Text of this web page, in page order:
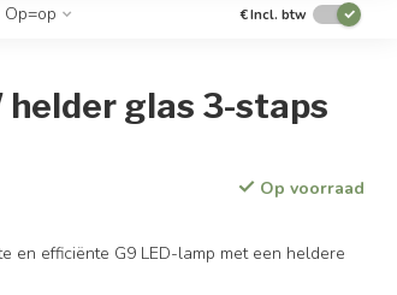
Op=op €Incl. btw
glas 3-staps
Op voorraad
en efficiënte G9 LED-lamp met een heldere